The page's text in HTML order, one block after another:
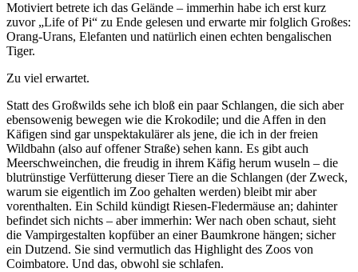
Motiviert betrete ich das Gelände – immerhin habe ich erst kurz
zuvor „Life of Pi“ zu Ende gelesen und erwarte mir folglich Großes:
Orang-Urans, Elefanten und natürlich einen echten bengalischen
Tiger.
Zu viel erwartet.
Statt des Großwilds sehe ich bloß ein paar Schlangen, die sich aber
ebensowenig bewegen wie die Krokodile; und die Affen in den
Käfigen sind gar unspektakulärer als jene, die ich in der freien
Wildbahn (also auf offener Straße) sehen kann. Es gibt auch
Meerschweinchen, die freudig in ihrem Käfig herum wuseln – die
blutrünstige Verfütterung dieser Tiere an die Schlangen (der Zweck,
warum sie eigentlich im Zoo gehalten werden) bleibt mir aber
vorenthalten. Ein Schild kündigt Riesen-Fledermäuse an; dahinter
befindet sich nichts – aber immerhin: Wer nach oben schaut, sieht
die Vampirgestalten kopfüber an einer Baumkrone hängen; sicher
ein Dutzend. Sie sind vermutlich das Highlight des Zoos von
Coimbatore. Und das, obwohl sie schlafen.